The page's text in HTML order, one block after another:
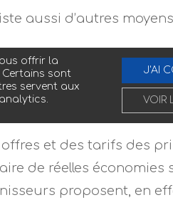
aussi d’autres
à votre consommation
marché énergétique
son choix. Il faut savoir
pour l’électricité et
et des tarifs des
de réelles économies
proposent, en
offrir la
Certains sont
servent aux
J'AI
VOIR